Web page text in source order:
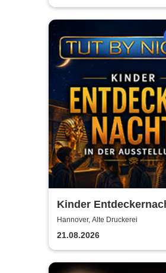
Kinder
TUTANCHAMUN |
Ein Immersives
Hannover, Alte Druckerei
21.08.2026